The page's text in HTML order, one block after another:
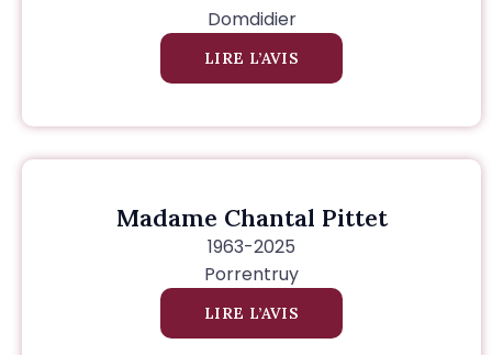
Domdidier
LIRE L’AVIS
Madame Chantal Pittet
1963-2025
Porrentruy
LIRE L’AVIS